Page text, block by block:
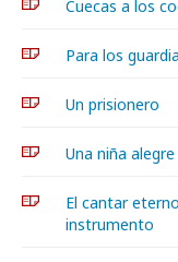
Cuecas a los
Para los
Un prisionero
Una niña alegre
El cantar
instrumento